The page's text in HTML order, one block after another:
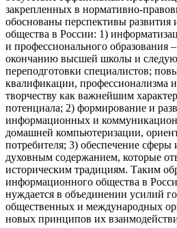
закрепленных в нормативно-
обоснованы перспективы
общества в России: 1)
и профессионального образования
окончанию высшей школы и
переподготовки специалистов;
квалификации, профессионализма
творчеству как важнейшим
потенциала; 2) формирование и
информационных и
домашней компьютеризации,
потребителя; 3) обеспечение
духовным содержанием, которые
историческим традициям. Таким
информационного общества в
нуждается в объединении усилий
общественных и международных
новых принципов их